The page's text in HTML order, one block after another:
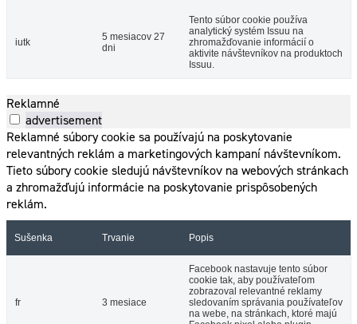
iutk
5 mesiacov 27
dni
Tento súbor cookie používa
analytický systém Issuu na
zhromažďovanie informácií o
aktivite návštevníkov na produktoch
Issuu.
Reklamné
advertisement
Reklamné súbory cookie sa používajú na poskytovanie
relevantných reklám a marketingových kampaní návštevníkom.
Tieto súbory cookie sledujú návštevníkov na webových stránkach
a zhromažďujú informácie na poskytovanie prispôsobených
reklám.
Sušenka Trvanie Popis
fr 3 mesiace
Facebook nastavuje tento súbor
cookie tak, aby používateľom
zobrazoval relevantné reklamy
sledovaním správania používateľov
na webe, na stránkach, ktoré majú